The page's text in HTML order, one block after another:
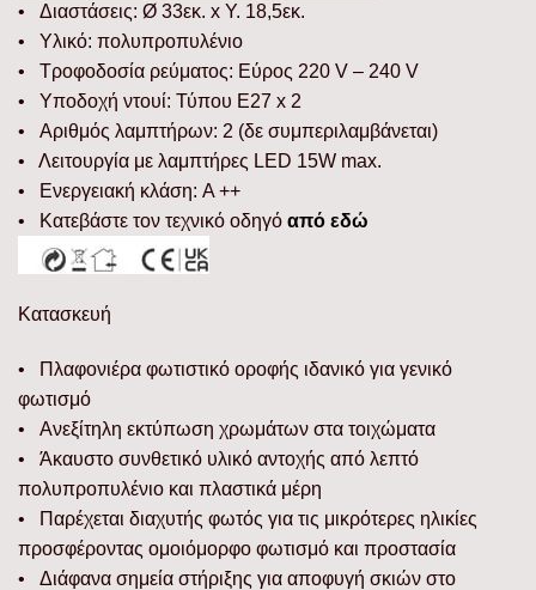
• Διαστάσεις: Ø 33εκ. x Υ. 18,5εκ.
• Υλικό: πολυπροπυλένιο
• Τροφοδοσία ρεύματος: Εύρος 220 V – 240 V
• Υποδοχή ντουί: Τύπου E27 x 2
• Αριθμός λαμπτήρων: 2 (δε συμπεριλαμβάνεται)
• Λειτουργία με λαμπτήρες LED 15W max.
• Ενεργειακή κλάση: A ++
• Κατεβάστε τον τεχνικό οδηγό από εδώ
Κατασκευή
• Πλαφονιέρα φωτιστικό οροφής ιδανικό για γενικό
φωτισμό
• Ανεξίτηλη εκτύπωση χρωμάτων στα τοιχώματα
• Άκαυστο συνθετικό υλικό αντοχής από λεπτό
πολυπροπυλένιο και πλαστικά μέρη
• Παρέχεται διαχυτής φωτός για τις μικρότερες ηλικίες
προσφέροντας ομοιόμορφο φωτισμό και προστασία
• Διάφανα σημεία στήριξης για αποφυγή σκιών στο